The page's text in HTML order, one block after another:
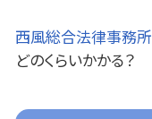
西風総合法律事務所
どのくらいかかる？